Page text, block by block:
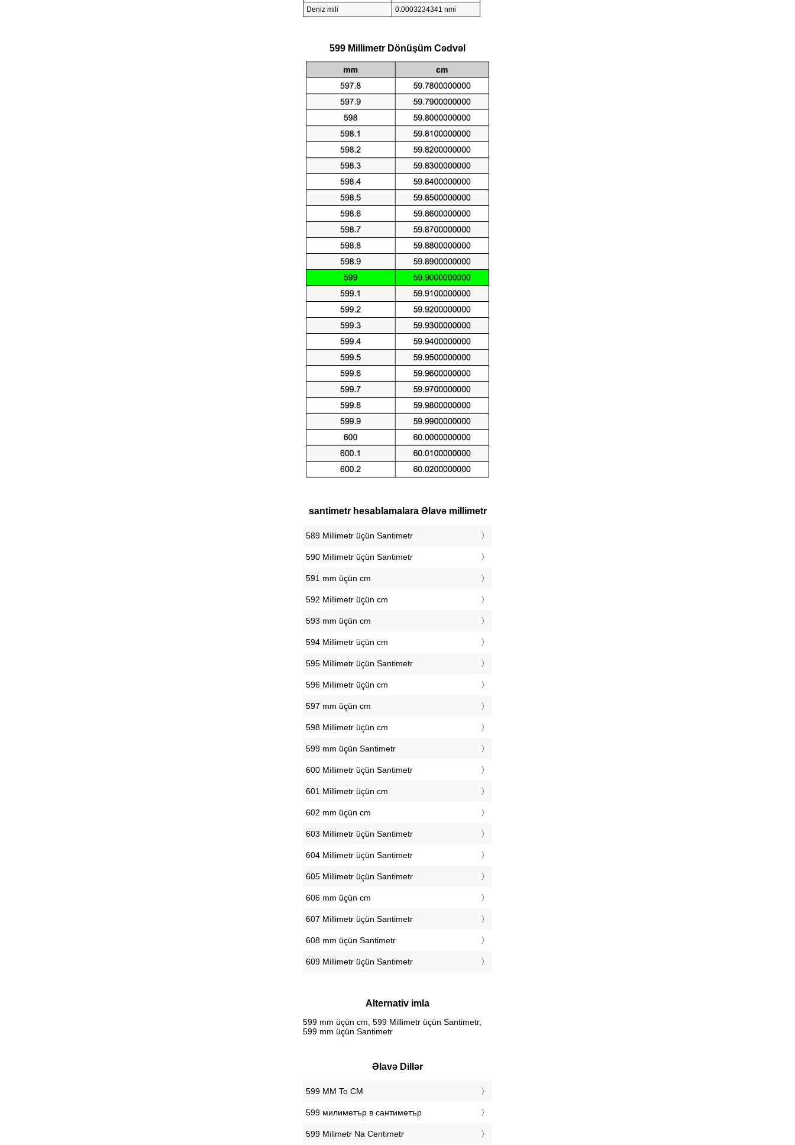
Deniz mili
0.0003234341 nmi
599 Millimetr Dönüşüm Cədvəl
santimetr hesablamalara Əlavə millimetr
589 Millimetr üçün Santimetr
590 Millimetr üçün Santimetr
591 mm üçün cm
592 Millimetr üçün cm
593 mm üçün cm
594 Millimetr üçün cm
595 Millimetr üçün Santimetr
596 Millimetr üçün cm
597 mm üçün cm
598 Millimetr üçün cm
599 mm üçün Santimetr
600 Millimetr üçün Santimetr
601 Millimetr üçün cm
602 mm üçün cm
603 Millimetr üçün Santimetr
604 Millimetr üçün Santimetr
605 Millimetr üçün Santimetr
606 mm üçün cm
607 Millimetr üçün Santimetr
608 mm üçün Santimetr
609 Millimetr üçün Santimetr
Alternativ imla
599 mm üçün cm, 599 Millimetr üçün Santimetr,
599 mm üçün Santimetr
Əlavə Dillər
‎599 MM To CM
‎599 милиметър в сантиметър
‎599 Milimetr Na Centimetr